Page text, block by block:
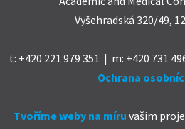
Vyšehradská 320/49,
t: +420 221 979 351 | m: +420 731
Ochrana
Tvoříme weby na míru vašim